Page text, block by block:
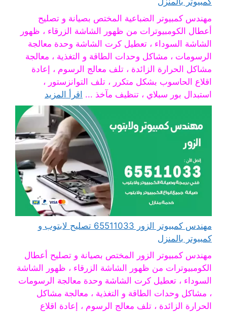
مهندس كمبيوتر الضباعية المختص بصيانة و تصليح
أعطال الكومبيوترات من ظهور الشاشة الزرقاء ، ظهور
الشاشة السوداء ، تعطيل كرت الشاشة وحدة معالجة
الرسومات ، مشاكل وحدات الطاقة و التغذية ، معالجة
مشاكل الحرارة الزائدة ، تلف معالج الرسوم ، إعادة
اقلاع الحاسوب بشكل متكرر ، تلف التوانزستور ،
استبدال بور سبلاي ، تنظيف مآخذ ... اقرأ المزيد
مهندس كمبيوتر الزور 65511033 تصليح لابتوب و
كمبيوتر بالمنزل
مهندس كمبيوتر الزور المختص بصيانة و تصليح أعطال
الكومبيوترات من ظهور الشاشة الزرقاء ، ظهور الشاشة
السوداء ، تعطيل كرت الشاشة وحدة معالجة الرسومات
، مشاكل وحدات الطاقة و التغذية ، معالجة مشاكل
الحرارة الزائدة ، تلف معالج الرسوم ، إعادة اقلاع